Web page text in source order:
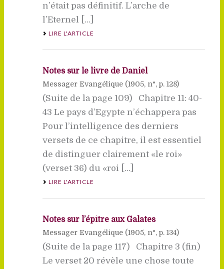
n’était pas définitif. L’arche de
l’Eternel [...]
LIRE L'ARTICLE
Notes sur le livre de Daniel
Messager Evangélique (1905, n°, p. 128)
(Suite de la page 109) Chapitre 11: 40-
43 Le pays d’Egypte n’échappera pas
Pour l’intelligence des derniers
versets de ce chapitre, il est essentiel
de distinguer clairement «le roi»
(verset 36) du «roi [...]
LIRE L'ARTICLE
Notes sur l’épître aux Galates
Messager Evangélique (1905, n°, p. 134)
(Suite de la page 117) Chapitre 3 (fin)
Le verset 20 révèle une chose toute